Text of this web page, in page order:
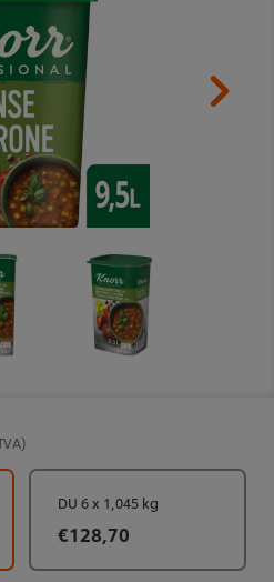
DU 6 x 1,045 kg
€128,70